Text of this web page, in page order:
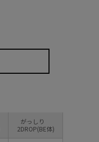
がっしり
2DROP(BE体)